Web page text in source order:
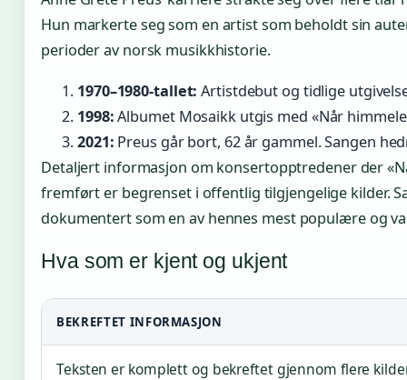
Hun markerte seg som en artist som beholdt sin
perioder av norsk musikkhistorie.
1970–1980-tallet: Artistdebut og tidlige
1998:Albumet Mosaikk utgis med «Når
2021: Preus går bort, 62 år gammel. Sangen
Detaljert informasjon om konsertopptredener der
fremført er begrenset i offentlig tilgjengelige kilder.
dokumentert som en av hennes mest populære og
Hva som er kjent og ukjent
BEKREFTET INFORMASJON
Teksten er komplett og bekreftet gjennom flere